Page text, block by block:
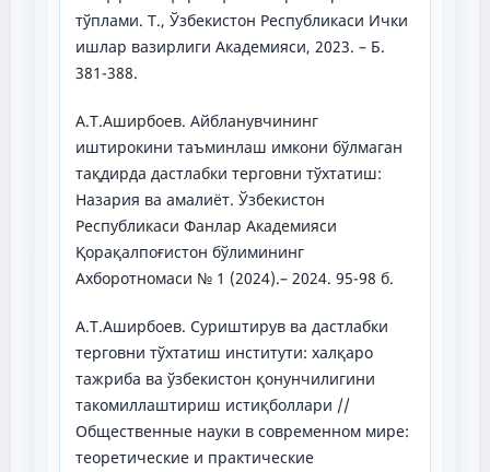
тўплами. Т., Ўзбекистон Республикаси Ички
ишлар вазирлиги Академияси, 2023. – Б.
381-388.
А.Т.Аширбоев. Айбланувчининг
иштирокини таъминлаш имкони бўлмаган
тақдирда дастлабки терговни тўхтатиш:
Назария ва амалиёт. Ўзбекистон
Республикаси Фанлар Академияси
Қорақалпоғистон бўлимининг
Ахборотномаси № 1 (2024).– 2024. 95-98 б.
А.Т.Аширбоев. Cуриштирув ва дастлабки
терговни тўхтатиш институти: халқаро
тажриба ва ўзбекистон қонунчилигини
такомиллаштириш истиқболлари //
Общественные науки в современном мире:
теоретические и практические